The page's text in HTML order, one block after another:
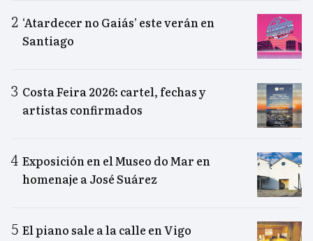
‘Atardecer no Gaiás’ este verán en
Santiago
Costa Feira 2026: cartel, fechas y
artistas confirmados
Exposición en el Museo do Mar en
homenaje a José Suárez
El piano sale a la calle en Vigo